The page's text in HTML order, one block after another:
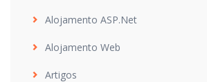
Alojamento ASP.Net
Alojamento Web
Artigos